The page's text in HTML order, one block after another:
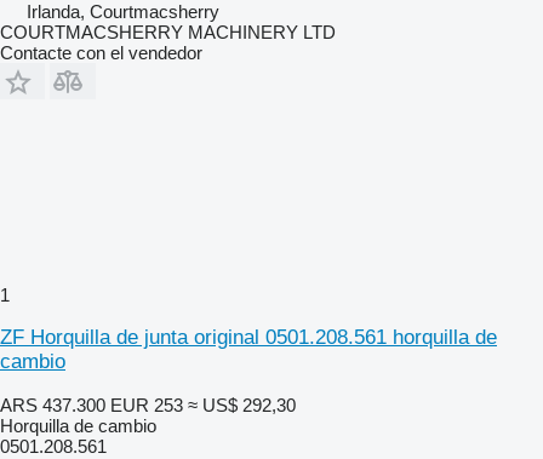
Irlanda, Courtmacsherry
COURTMACSHERRY MACHINERY LTD
Contacte con el vendedor
1
ZF Horquilla de junta original 0501.208.561 horquilla de
cambio
ARS 437.300 EUR 253 ≈ US$ 292,30
Horquilla de cambio
0501.208.561